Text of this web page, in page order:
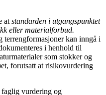
at standarden i utgangspunktet
eller materialforbud.
terrengformasjoner kan inngå i
i henhold til
som stokker og
forutsatt at risikovurdering
faglig vurdering og